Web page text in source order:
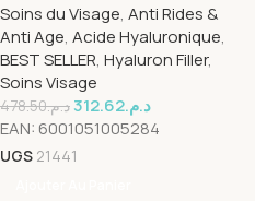
NUIT
Soins du Visage, Anti Rides &
Anti Age, Acide Hyaluronique,
BEST SELLER, Hyaluron Filler,
Soins Visage
د.م.478.50 د.م.312.62
EAN: 6001051005284
UGS 21441